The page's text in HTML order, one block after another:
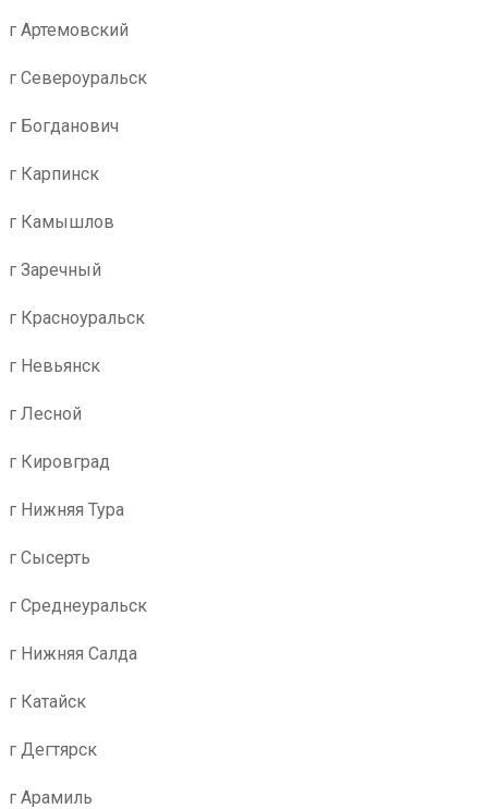
г Артемовский
г Североуральск
г Богданович
г Карпинск
г Камышлов
г Заречный
г Красноуральск
г Невьянск
г Лесной
г Кировград
г Нижняя Тура
г Сысерть
г Среднеуральск
г Нижняя Салда
г Катайск
г Дегтярск
г Арамиль